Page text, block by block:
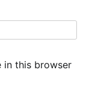
in this browser